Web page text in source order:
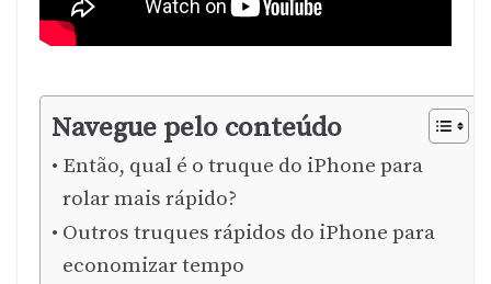
Navegue pelo conteúdo
Então, qual é o truque do iPhone para
rolar mais rápido?
Outros truques rápidos do iPhone para
economizar tempo